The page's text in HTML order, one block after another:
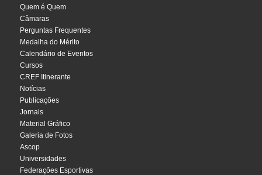
Quem é Quem
Câmaras
Perguntas Frequentes
Medalha do Mérito
Calendário de Eventos
Cursos
CREF Itinerante
Notícias
Publicações
Jornais
Material Gráfico
Galeria de Fotos
Ascop
Universidades
Federações Esportivas